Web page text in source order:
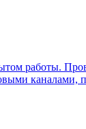
работы.
каналами,